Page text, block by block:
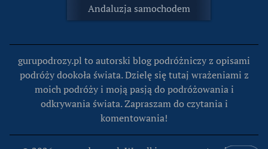
Andaluzja samochodem
gurupodrozy.pl to autorski blog podróżniczy z opisami
podróży dookoła świata. Dzielę się tutaj wrażeniami z
moich podróży i moją pasją do podróżowania i
odkrywania świata. Zapraszam do czytania i
komentowania!